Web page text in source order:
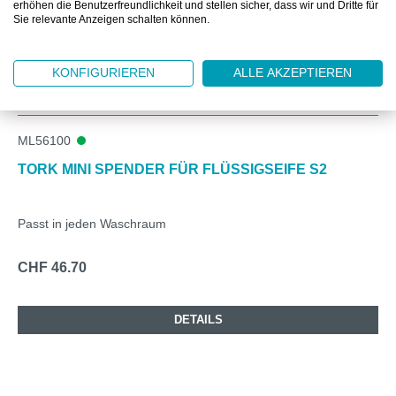
ML56100
TORK MINI SPENDER FÜR FLÜSSIGSEIFE S2
Passt in jeden Waschraum
CHF 46.70
DETAILS
erhöhen die Benutzerfreundlichkeit und stellen sicher, dass wir und Dritte für
Sie relevante Anzeigen schalten können.
KONFIGURIEREN ALLE AKZEPTIEREN